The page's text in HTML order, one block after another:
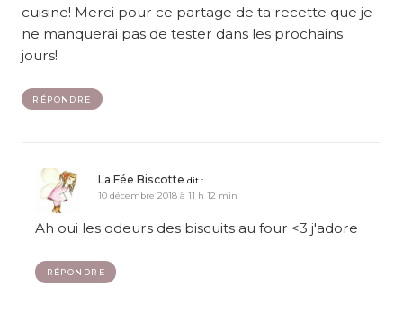
cuisine! Merci pour ce partage de ta recette que je
ne manquerai pas de tester dans les prochains
jours!
RÉPONDRE
La Fée Biscotte dit :
10 décembre 2018 à 11 h 12 min
Ah oui les odeurs des biscuits au four <3 j'adore
RÉPONDRE